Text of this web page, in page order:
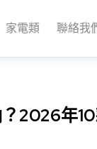
家電類 聯絡我
2026年